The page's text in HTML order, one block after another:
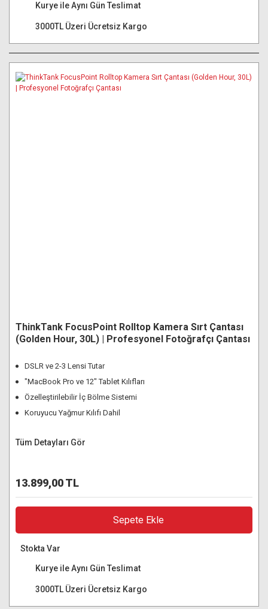
Kurye ile Aynı Gün Teslimat
3000TL Üzeri Ücretsiz Kargo
ThinkTank FocusPoint Rolltop Kamera Sırt Çantası
(Golden Hour, 30L) | Profesyonel Fotoğrafçı Çantası
DSLR ve 2-3 Lensi Tutar
"MacBook Pro ve 12" Tablet Kılıfları
Özelleştirilebilir İç Bölme Sistemi
Koruyucu Yağmur Kılıfı Dahil
Tüm Detayları Gör
13.899,00 TL
Sepete Ekle
Stokta Var
Kurye ile Aynı Gün Teslimat
3000TL Üzeri Ücretsiz Kargo